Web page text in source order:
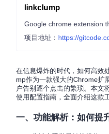
linkclump
项目地址： https://
在信息爆炸的时代，如何高效
mp作为一款强大的Chrome扩
户告别逐个点击的繁琐。本文
使用配置指南，全面介绍这款
一、功能解析：如何提